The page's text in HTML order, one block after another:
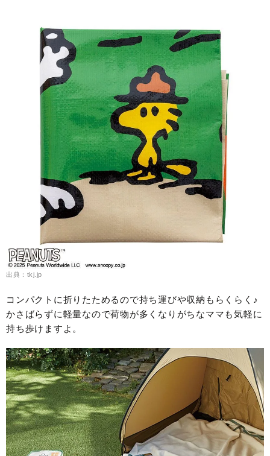
出典：tkj.jp
コンパクトに折りたためるので持ち運びや収納もらくらく♪
かさばらずに軽量なので荷物が多くなりがちなママも気軽に
持ち歩けますよ。